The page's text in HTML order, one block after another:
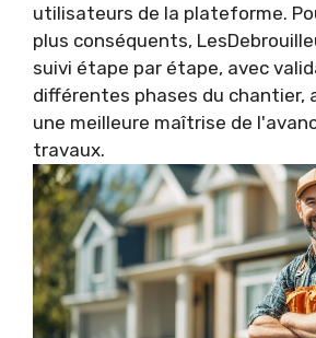
utilisateurs de la plateforme.
plus conséquents,
suivi étape par étape, avec
différentes phases du chantier,
une meilleure maîtrise de
travaux.